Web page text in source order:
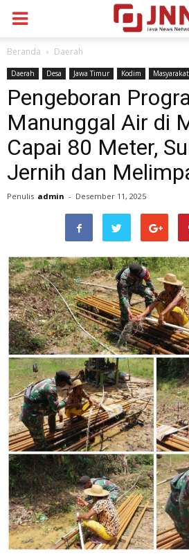
Beranda Daerah
Daerah Desa Jawa Timur Kodim Masyarakat
Pengeboran
Manunggal Air di
Capai 80 Meter,
Jernih dan
Penulis admin - Desember 11, 2025